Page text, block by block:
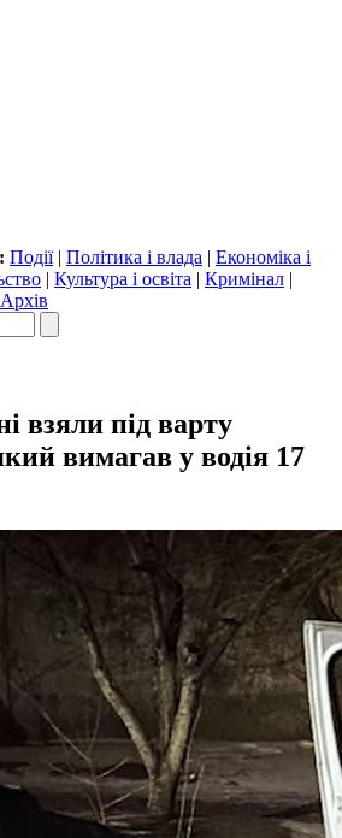
Події| Політика і влада | Економіка і
| Культура і освіта | Кримінал |
Архів
взяли під варту
вимагав у водія 17